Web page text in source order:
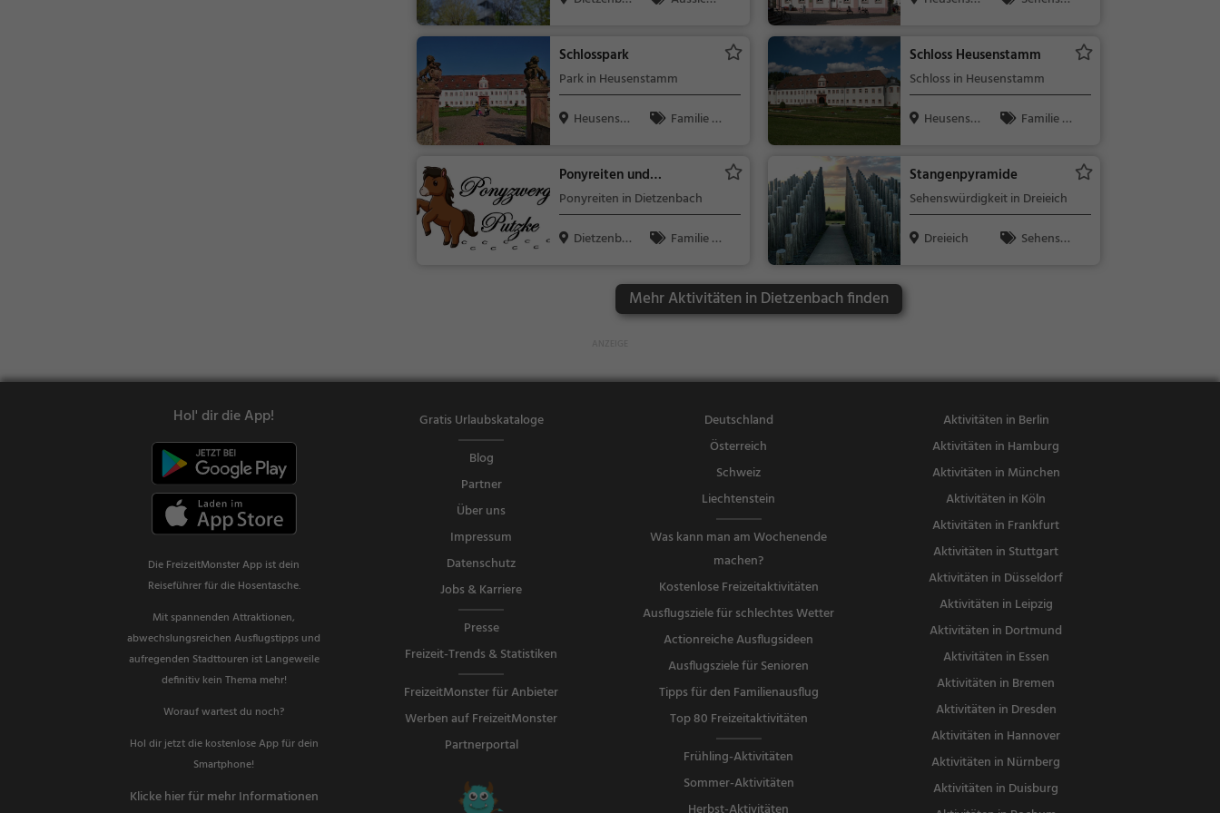
Schlosspark
Park in Heusenstamm
Heusensta
Familie &
Schloss Heusenstamm
Schloss in Heusenstamm
Heusensta
Familie &
Ponyreiten und
Reitunterricht bei den
Ponyzwergen
Ponyreiten in Dietzenbach
Dietzenba
Familie &
Stangenpyramide
Sehenswürdigkeit in Dreieich
Dreieich
Sehensw
Mehr Aktivitäten in Dietzenbach finden
Hol' dir die App!
Die FreizeitMonster App ist dein
Reiseführer für die Hosentasche.
Mit spannenden Attraktionen,
abwechslungsreichen Ausflugstipps und
aufregenden Stadttouren ist Langeweile
definitiv kein Thema mehr!
Worauf wartest du noch?
Hol dir jetzt die kostenlose App für dein
Smartphone!
Klicke hier für mehr Informationen
Gratis Urlaubskataloge
Blog
Partner
Über uns
Impressum
Datenschutz
Jobs & Karriere
Presse
Freizeit-Trends & Statistiken
FreizeitMonster für Anbieter
Werben auf FreizeitMonster
Partnerportal
Deutschland
Österreich
Schweiz
Liechtenstein
Was kann man am Wochenende
machen?
Kostenlose Freizeitaktivitäten
Ausflugsziele für schlechtes Wetter
Actionreiche Ausflugsideen
Ausflugsziele für Senioren
Tipps für den Familienausflug
Top 80 Freizeitaktivitäten
Frühling-Aktivitäten
Sommer-Aktivitäten
Aktivitäten in Berlin
Aktivitäten in Hamburg
Aktivitäten in München
Aktivitäten in Köln
Aktivitäten in Frankfurt
Aktivitäten in Stuttgart
Aktivitäten in Düsseldorf
Aktivitäten in Leipzig
Aktivitäten in Dortmund
Aktivitäten in Essen
Aktivitäten in Bremen
Aktivitäten in Dresden
Aktivitäten in Hannover
Aktivitäten in Nürnberg
Aktivitäten in Duisburg